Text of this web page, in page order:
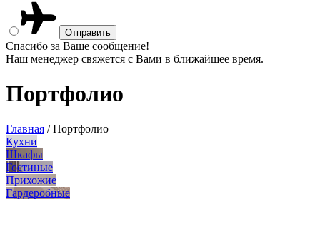
Спасибо за Ваше сообщение!
Наш менеджер свяжется с Вами в ближайшее время.
Портфолио
Главная /Портфолио
Кухни
Шкафы
Гостиные
Прихожие
Гардеробные